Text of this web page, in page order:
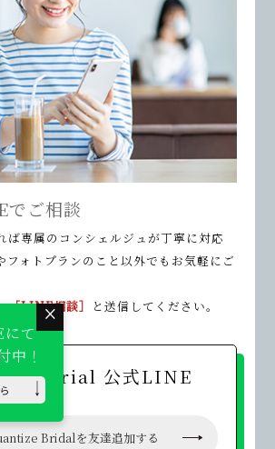
×
て
中！
ご相談
ば専属のコンシェルジュが丁寧に対応
フォトプランのこと以外でもお気軽にご
［LINE相談］ と送信してください。
Brial 公式LINE
Bridalを友達追加する